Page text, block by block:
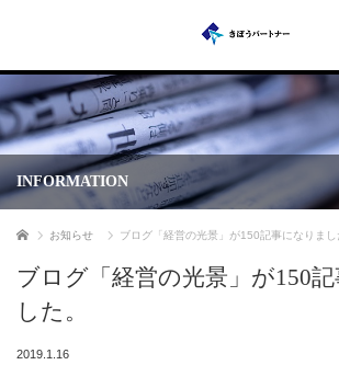
INFORMATION
ホーム お知らせ ブログ「経営の光景」が150記事になりまし
ブログ「経営の光景」が150
した。
2019.1.16